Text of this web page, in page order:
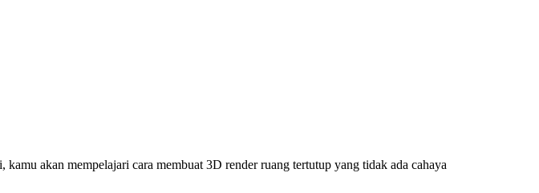
akan mempelajari cara membuat 3D render ruang tertutup yang tidak ada cahaya